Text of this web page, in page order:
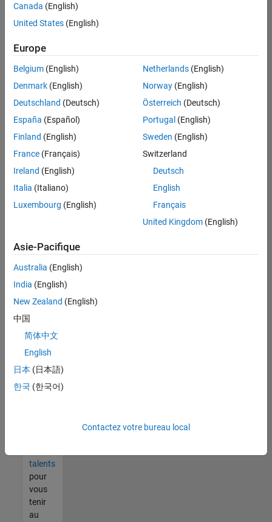
aucune
offre
d'emploi
correspondant
à vos
critères
de
recherche.
Vous
pouvez
élargir
votre
recherche
ou
afficher
l’ensemble
d'emploi.
malgré
tout
vous
trouvez
pas
d'offre
corresponde
à vos
talents
pour
vous
tenir
au
Canada (English)
United States (English)
Europe
Belgium (English)
Denmark (English)
Deutschland (Deutsch)
España (Español)
Finland (English)
France (Français)
Ireland (English)
Italia (Italiano)
Luxembourg (English)
Netherlands(English)
Norway(English)
Österreich (Deutsch)
Portugal (English)
Sweden (English)
Switzerland
Deutsch
English
Français
United Kingdom(English)
Asie-Pacifique
Australia (English)
India (English)
New Zealand (English)
中国
简体中文
English
日本 (日本語)
한국 (한국어)
Contactez votre bureau local